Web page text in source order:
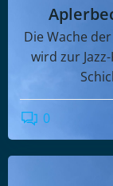
Die Wache
wird zur
0